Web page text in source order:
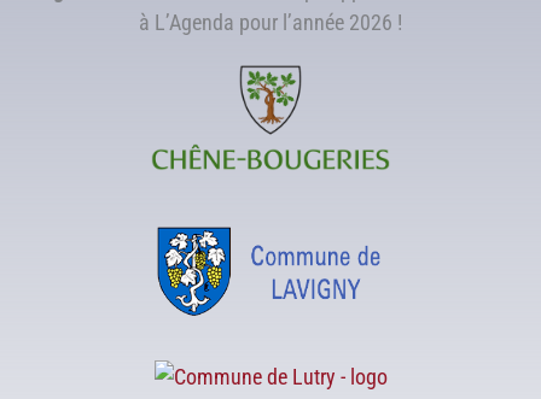
à L’Agenda pour l’année 2026 !